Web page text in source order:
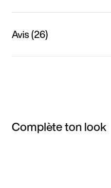
Avis (26)
Complète ton look